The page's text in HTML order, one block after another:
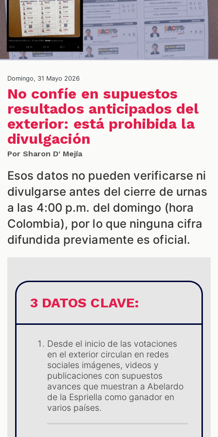
Domingo, 31 Mayo 2026
No confíe en supuestos
resultados anticipados del
exterior: está prohibida la
divulgación
Por Sharon D' Mejía
Esos datos no pueden verificarse ni
divulgarse antes del cierre de urnas
a las 4:00 p.m. del domingo (hora
Colombia), por lo que ninguna cifra
difundida previamente es oficial.
3 DATOS CLAVE:
Desde el inicio de las votaciones
en el exterior circulan en redes
sociales imágenes, videos y
publicaciones con supuestos
avances que muestran a Abelardo
de la Espriella como ganador en
varios países.